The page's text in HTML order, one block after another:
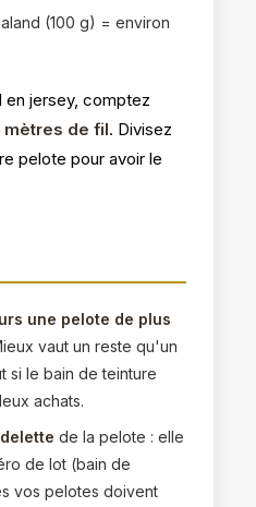
(100 g) = environ
en jersey, comptez
mètres de fil. Divisez
pelote pour avoir le
une pelote de plus
vaut un reste qu'un
si le bain de teinture
achats.
de la pelote : elle
de lot (bain de
vos pelotes doivent